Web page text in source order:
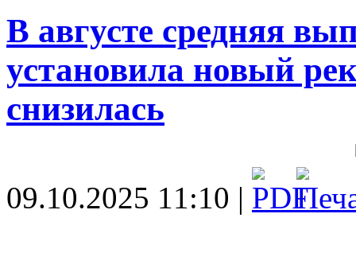
В августе средняя
установила новый
снизилась
09.10.2025 11:10 |